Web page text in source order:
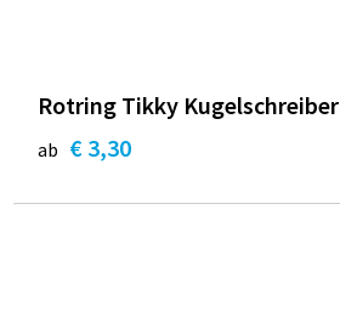
Rotring Tikky Kugelschreiber
ab € 3,30